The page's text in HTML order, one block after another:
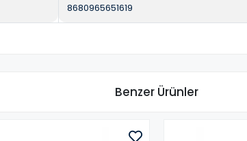
8680965651619
Benzer Ürünler